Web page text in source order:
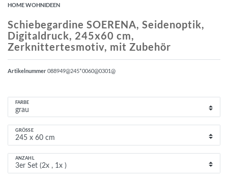
HOME WOHNIDEEN
Schiebegardine SOERENA, Seidenoptik,
Digitaldruck, 245x60 cm,
Zerknittertesmotiv, mit Zubehör
Artikelnummer088949@245*0060@0301@
FARBE
GRÖSSE
ANZAHL